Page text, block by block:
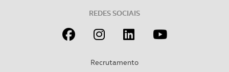
Realçamos que o bloqueio de certo tipo de Cookies e
tecnologias similares pode ter impacto na sua
REDES SOCIAIS
Recrutamento